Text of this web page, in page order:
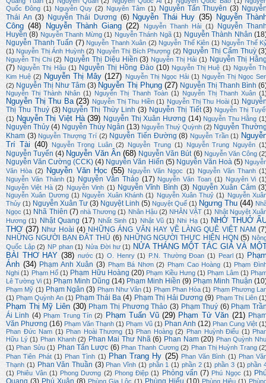
Quốc Đông (1) Nguyễn Quy (2) Nguyên Tâm (1) Nguyễn Tấn Thuyên (3)
Thái An (3) Nguyễn Thái Dương (6) Nguyễn Thái Huy (35)
Nguyễn
Công (48) Nguyễn Thành Giang (22) Nguyễn Thanh Hải (1)
Nguyễn
Huyền (8) Nguyễn Thanh Mừng (1) Nguyễn Thánh Ngã (1) Nguyễn Thành Nhân
Nguyễn Thanh Tuấn (7) Nguyễn Thanh Xuân (2) Nguyễn Thế Kiên (1) Nguyễn Thế
(1) Nguyễn Thị Ánh Huỳnh (2) Nguyễn Thị Bích Phượng (2) Nguyễn Thị Cẩm Thuỳ
Nguyễn Thị Chi (2) Nguyễn Thị Diệu Hiền (3) Nguyễn Thị Hải (1) Nguyễn Thị
(7) Nguyễn Thị Hậu (1) Nguyễn Thị Hồng Đào (10) Nguyễn Thị Huệ (1) Nguyễn
Kim Huệ (2) Nguyễn Thị Mây (127) Nguyễn Thị Ngọc Hải (1) Nguyễn Thị Ngọc
(2) Nguyễn Thị Như Tâm (3) Nguyễn Thị Phụng (27) Nguyễn Thị Thanh Bình
Nguyễn Thị Thành Nhân (1) Nguyễn Thị Thanh Toàn (1) Nguyễn Thị Thanh Xuân
Nguyễn Thị Thu Ba (23) Nguyễn Thị Thu Hiền (1) Nguyễn Thị Thu Hoài (1)
Thị Thu Thuý (3) Nguyễn Thị Thùy Linh (3) Nguyễn Thị Tiết (3) Nguyễn Thị
(1) Nguyễn Thị Việt Hà (39) Nguyễn Thị Xuân Hương (14) Nguyễn Thu Hằng
Nguyễn Thủy (4) Nguyễn Thúy Ngân (13) Nguyễn Thuý Quỳnh (2) Nguyễn
Kham (3) Nguyễn Thượng Trí (2) Nguyễn Tiến Đường (8) Nguyễn Trần (1)
Trí Tài (40) Nguyễn Trọng Luân (2) Nguyễn Trung (1) Nguyễn Trung Nguyên
Nguyễn Tuyển (4) Nguyễn Văn Ân (68) Nguyễn Văn Bút (6) Nguyễn Văn Công
Nguyễn Văn Cường (CCK) (4) Nguyễn Văn Hiến (5) Nguyễn Văn Hoà (5)
Văn Hòa (2) Nguyễn Văn Học (55) Nguyễn Văn Ngọc (1) Nguyễn Văn Thanh
Nguyễn Văn Thành (1) Nguyễn Văn Thảo (17) Nguyễn Văn Toan (1) Nguyên Vi
Nguyễn Việt Hà (2) Nguyễn Vinh (1) Nguyễn Vĩnh Bình (3) Nguyễn Xuân Cảm
Nguyễn Xuân Dương (1) Nguyễn Xuân Khánh (1) Nguyễn Xuân Thuỷ (1) Nguyễn
Thủy (1) Nguyễn Xuân Tư (3) Nguyệt Linh (5) Nguyệt Quế (1) Ngưng Thu (44)
Ngọc (1) Nhã Thiên (7) nhà Thương (1) Nhân Hậu (2) NHÂN VẬT (1) Nhật Nguyệt
Hương (1) Nhật Quang (17) Nhất Sinh (1) Nhật Vũ (1) Nhi Hạ (1) NHỚ THUỞ
THƠ (37) Như Hoài (4) NHỮNG ÁNG VĂN HAY VỀ LÀNG QUÊ VIỆT NAM
NHỮNG NGƯỜI BẠN ĐÂT THỦ (6) NHỮNG NGƯỜI THỰC HIỆN HQN (5)
Quốc Lập (2) NP phan (1) Nửa Đời hư (1) NỬA THÁNG MỘT TÁC GIẢ VÀ
BÀI THƠ HAY (38) nước (1) O. Henry (1) P.N. Thường Đoan (1) Pearl (1)
Ánh (34) Phạm Anh Xuân (3) Phạm Bá Nhơn (2) Phạm Cao Hoàng (1) Phạm
Nghi (1) Phạm Hổ (1) Phạm Hữu Hoàng (20) Phạm Kiều Hưng (1) Phạm Lâm (1)
Lê Tường Vi (1) Phạm Minh Dũng (14) Phạm Minh Hiền (9) Phạm Minh Thuận
Phạm Mỹ (1) Phạm Ngân (3) Phạm Như Vân (1) Phạm Phan Hòa (1) Phạm Phương
(1) Phạm Quỳnh An (1) Phạm Thái Ba (4) Phạm Thị Hải Dương (9) Phạm Thị Liên
Phạm Thị Mỹ Liên (30) Phạm Thị Phương Thảo (3) Phạm Thuý (6) Phạm
Ái Linh (4) Phạm Trung Tín (2) Phạm Tuấn Vũ (29) Phạm Tử Văn (21)
Văn Phương (16) Phạm Văn Thạnh (1) Phạm Vũ (1) Phan Anh (12) Phan Cung Việt
Phan Đức Nam (1) Phan Hoài Thương (1) Phan Hoàng (2) Phan Huỳnh Điểu (1)
Hữu Lý (1) Phan Khanh (2) Phan Mai Thư Nhã (6) Phan Nam (20) Phan Quỳnh
(1) Phan Sửu (1) Phan Tấn Lược (6) Phan Thanh Cương (2) Phan Thị Huỳnh Trang
Phan Tiên Phát (1) Phan Tình (1) Phan Trang Hy (25) Phan Văn Bình (1) Phan
Thạnh (1) Phan Văn Thuần (3) Phan Vĩnh (1) phần 1 (1) phần 2 (1) phần 3 (1) phần
(1) Phiêu Vân (1) Phong Dương (2) Phong Điệp (1) Phỏng vấn (7) Phú Ngọc (1)
Phùng Gia Lộc (1) Phùng Hiệu (1)